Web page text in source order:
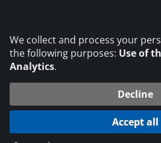
© 2026 DVS Media GmbH
Data protection
We collect and process your
the following purposes: Use of
Analytics.
Decline
Accept all